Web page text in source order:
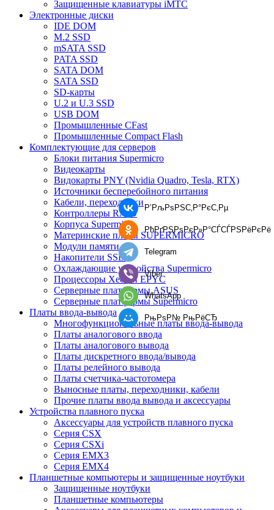
Защищенные клавиатуры iMTC
Электронные диски
IDE DOM
M.2 SSD
mSATA SSD
PATA SSD
SATA DOM
SATA SSD
SD-карты
U.2 и U.3 SSD
USB DOM
Промышленные CFast
Промышленные Compact Flash
Комплектующие для серверов
Блоки питания Supermicro
Видеокарты
Видокарты PNY (Nvidia Quadro, Tesla, RTX)
Источники бесперебойного питания
Кабели, переходники
Контроллеры RAID
Корпуса Supermicro
Материнские платы SUPERMICRO
Модули памяти
Накопители SSD
Охлаждающие устройства Supermicro
Процессоры Xeon и EPYC
Серверные платформы ASUS
Серверные платформы Supermicro
Платы ввода-вывода
Многофункциональные платы ввода-вывода
Платы аналогового ввода
Платы аналогового вывода
Платы дискретного ввода/вывода
Платы релейного вывода
Платы счетчика-частотомера
Выносные платы, переходники, кабели
Прочие платы ввода вывода и аксессуары
Устройства плавного пуска
Аксессуары для устройств плавного пуска
Серия CSX
Серия CSXi
Серия EMX3
Серия EMX4
Планшетные компьютеры и защищенные ноутбуки
Защищенные ноутбуки
Планшетные компьютеры
Р’РљРѕРЅС‚Р°РєС‚Рµ
РћРґРЅРѕРєР»Р°СЃСЃРЅРёРєРё
Telegram
Viber
WhatsApp
РњРѕР№ РњРёСЂ